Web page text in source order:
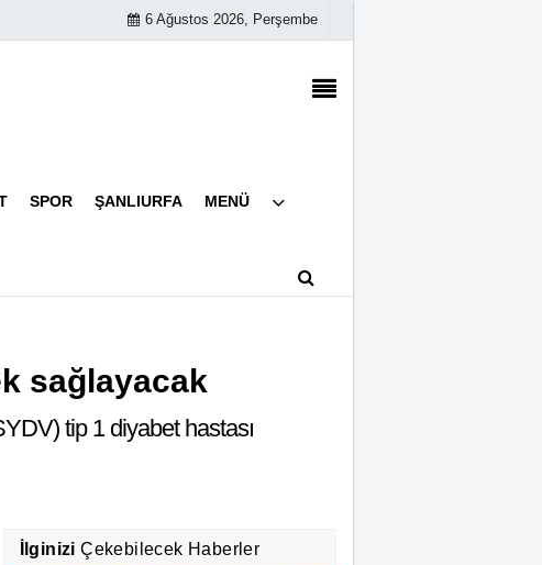
6 Ağustos 2026, Perşembe
SPOR ŞANLIURFA MENÜ
İletişim
sağlayacak
tip 1 diyabet hastası
İlginizi Çekebilecek Haberler